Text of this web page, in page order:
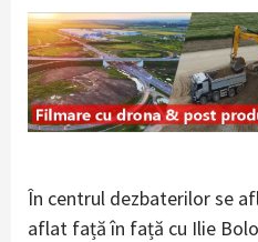
În centrul dezbaterilor se
aflat față în față cu Ilie